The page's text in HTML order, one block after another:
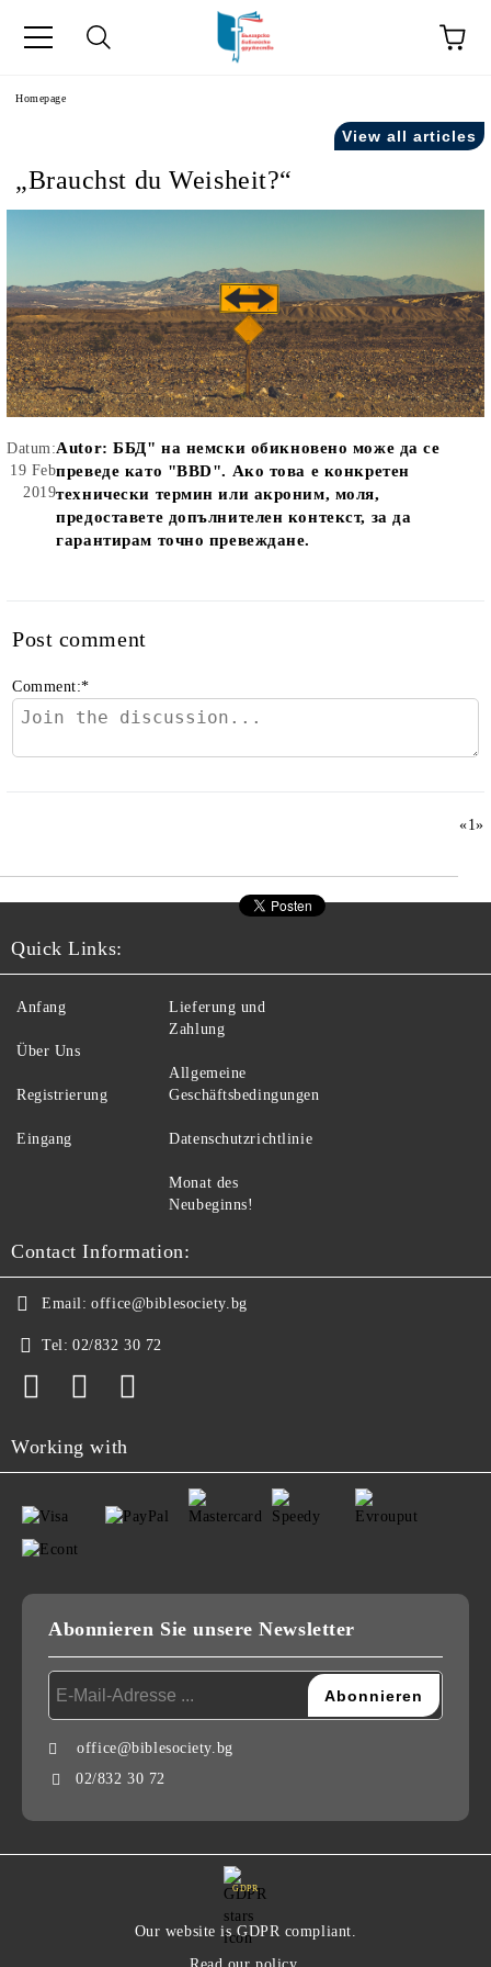
Homepage
View all articles
„Brauchst du Weisheit?“
Datum:
19 Feb
2019
Autor: ББД" на немски обикновено може да се
преведе като "BBD". Ако това е конкретен
технически термин или акроним, моля,
предоставете допълнителен контекст, за да
гарантирам точно превеждане.
Post comment
Comment:*
«1»
Quick Links:
Anfang
Über Uns
Registrierung
Eingang
Lieferung und
Zahlung
Allgemeine
Geschäftsbedingungen
Datenschutzrichtlinie
Monat des
Neubeginns!
Contact Information:
Email: office@biblesociety.bg
Tel: 02/832 30 72
Working with
Abonnieren Sie unsere Newsletter
office@biblesociety.bg
02/832 30 72
GDPR
Our website is GDPR compliant.